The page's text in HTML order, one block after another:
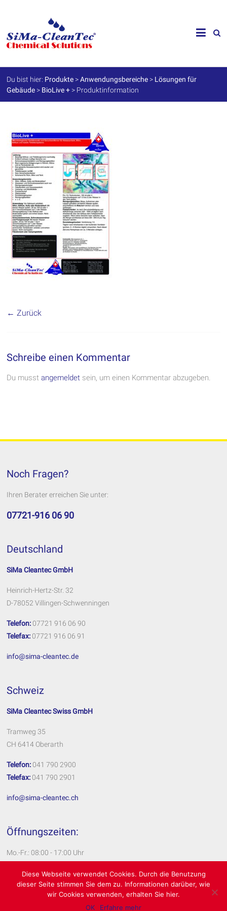
SiMa-
Cleantec
GmbH
Spezialprodukte
für
Werterhalt
Du bist hier: Produkte >Anwendungsbereiche > Lösungen für
Gebäude > BioLive + > Produktinformation
← Zurück
Schreibe einen Kommentar
Du musstangemeldet sein, um einen Kommentar abzugeben.
Noch Fragen?
Ihren Berater erreichen Sie unter:
07721-916 06 90
Deutschland
SiMa Cleantec GmbH
Heinrich-Hertz-Str. 32
D-78052 Villingen-Schwenningen
Telefon: 07721 916 06 90
Telefax: 07721 916 06 91
info@sima-cleantec.de
Schweiz
SiMa Cleantec Swiss GmbH
Tramweg 35
CH 6414 Oberarth
Telefon: 041 790 2900
Telefax: 041 790 2901
info@sima-cleantec.ch
Öffnungszeiten:
Mo.-Fr.: 08:00 - 17:00 Uhr
Impressum
Datenschutzerklärung
Diese Webseite verwendet Cookies. Durch die Benutzung
dieser Seite stimmen Sie dem zu. Informationen darüber, wie
wir Cookies verwenden, erhalten Sie hier.
OK
Erfahre mehr